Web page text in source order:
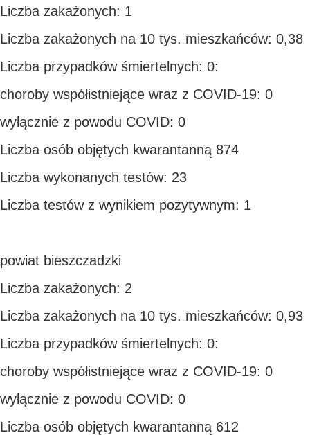
Liczba zakażonych: 1
Liczba zakażonych na 10 tys. mieszkańców: 0,38
Liczba przypadków śmiertelnych: 0:
choroby współistniejące wraz z COVID-19: 0
wyłącznie z powodu COVID: 0
Liczba osób objętych kwarantanną 874
Liczba wykonanych testów: 23
Liczba testów z wynikiem pozytywnym: 1
powiat bieszczadzki
Liczba zakażonych: 2
Liczba zakażonych na 10 tys. mieszkańców: 0,93
Liczba przypadków śmiertelnych: 0:
choroby współistniejące wraz z COVID-19: 0
wyłącznie z powodu COVID: 0
Liczba osób objętych kwarantanną 612